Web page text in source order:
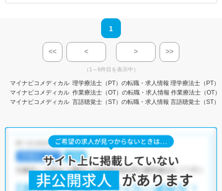
1
<< < > >>
（1～6件目を表示中）
マイナビコメディカル 理学療法士（PT）の転職・求人情報 理学療法士（PT）
マイナビコメディカル 作業療法士（OT）の転職・求人情報 作業療法士（OT
マイナビコメディカル 言語聴覚士（ST）の転職・求人情報 言語聴覚士（ST）